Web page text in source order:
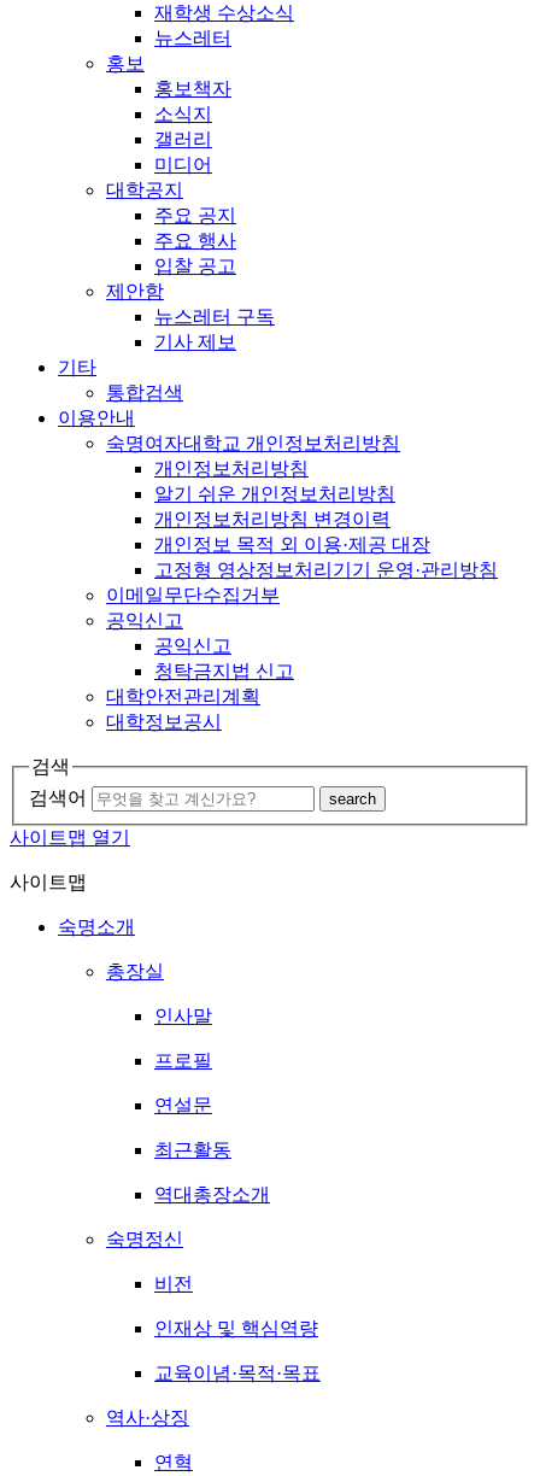
재학생 수상소식
뉴스레터
홍보
홍보책자
소식지
갤러리
미디어
대학공지
주요 공지
주요 행사
입찰 공고
제안함
뉴스레터 구독
기사 제보
기타
통합검색
이용안내
숙명여자대학교 개인정보처리방침
개인정보처리방침
알기 쉬운 개인정보처리방침
개인정보처리방침 변경이력
개인정보 목적 외 이용·제공 대장
고정형 영상정보처리기기 운영·관리방침
이메일무단수집거부
공익신고
공익신고
청탁금지법 신고
대학안전관리계획
대학정보공시
검색
검색어
search
사이트맵 열기
사이트맵
숙명소개
총장실
인사말
프로필
연설문
최근활동
역대총장소개
숙명정신
비전
인재상 및 핵심역량
교육이념·목적·목표
역사·상징
연혁